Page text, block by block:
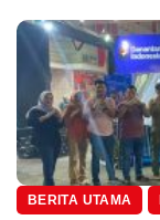
BERITA UTAMA